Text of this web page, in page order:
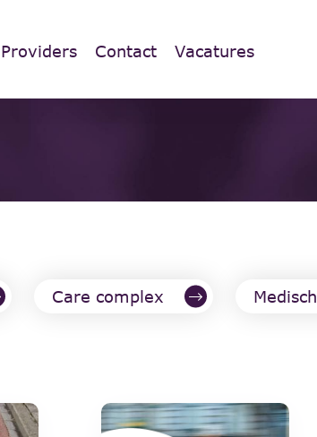
Providers Contact Vacatures
Care complex Medisch